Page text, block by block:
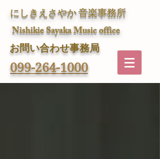
にしきえさやか 音楽事務所
Nishikie Sayaka Music office
​お問い合わせ事務局
099-264-1000